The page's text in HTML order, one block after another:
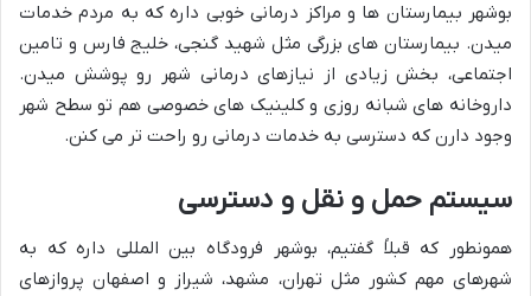
بوشهر بیمارستان ها و مراکز درمانی خوبی داره که به مردم خدمات
میدن. بیمارستان های بزرگی مثل شهید گنجی، خلیج فارس و تامین
اجتماعی، بخش زیادی از نیازهای درمانی شهر رو پوشش میدن.
داروخانه های شبانه روزی و کلینیک های خصوصی هم تو سطح شهر
وجود دارن که دسترسی به خدمات درمانی رو راحت تر می کنن.
سیستم حمل و نقل و دسترسی
همونطور که قبلاً گفتیم، بوشهر فرودگاه بین المللی داره که به
شهرهای مهم کشور مثل تهران، مشهد، شیراز و اصفهان پروازهای